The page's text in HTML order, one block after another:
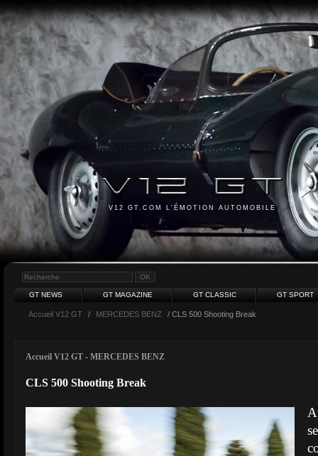
V12 GT.COM L'ÉMOTION AUTOMOBILE
GT NEWS GT MAGAZINE GT CLASSIC GT SPORT
Accueil V12 GT / MERCEDES BENZ / CLS 500 Shooting Break
Accueil V12 GT - MERCEDES BENZ
CLS 500 Shooting Break